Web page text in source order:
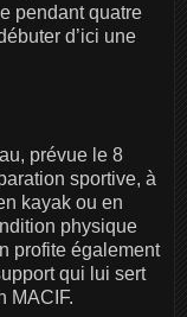
pendant quatre
d’ici une
prévue le 8
sportive, à
kayak ou en
physique
profite également
qui lui sert
MACIF.